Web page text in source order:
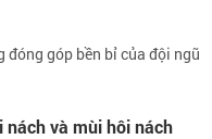
góp bền bỉ của đội ngũ
nách và mùi hôi nách